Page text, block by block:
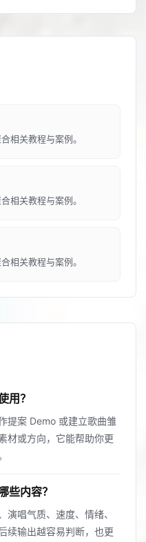
相关教程与案例。
相关教程与案例。
相关教程与案例。
用？
提案 Demo 或建立歌曲雏
材或方向，它能帮助你更
些内容？
演唱气质、速度、情绪、
续输出越容易判断，也更